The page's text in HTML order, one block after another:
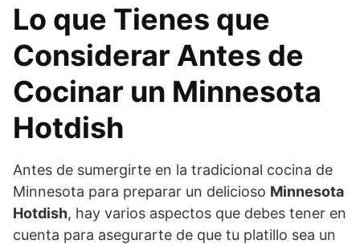
Lo que Tienes que
Considerar Antes de
Cocinar un Minnesota
Hotdish
Antes de sumergirte en la tradicional cocina de
Minnesota para preparar un delicioso Minnesota
Hotdish, hay varios aspectos que debes tener en
cuenta para asegurarte de que tu platillo sea un